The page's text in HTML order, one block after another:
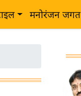
मनोरंजन जगत